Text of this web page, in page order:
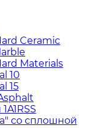
Ceramic
Materials
10
15
со сплошной